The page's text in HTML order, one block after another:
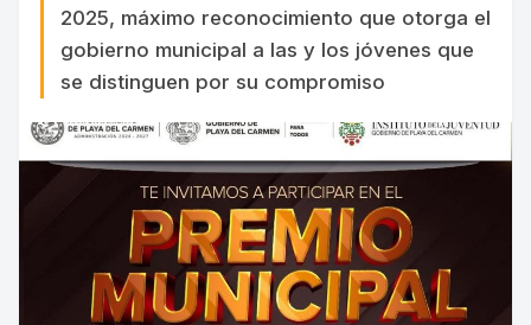
2025, máximo reconocimiento que otorga el
gobierno municipal a las y los jóvenes que
se distinguen por su compromiso